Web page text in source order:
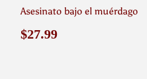
Asesinato bajo el muérdago
Precio
$27.99